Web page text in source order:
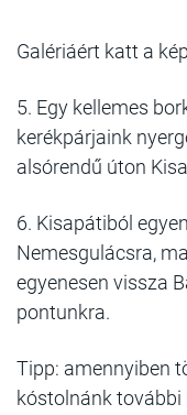
Galériáért katt a
5. Egy kellemes
kerékpárjaink
alsórendű úton
6. Kisapátiból
Nemesgulácsra,
egyenesen vissza
pontunkra.
Tipp: amennyiben
kóstolnánk további